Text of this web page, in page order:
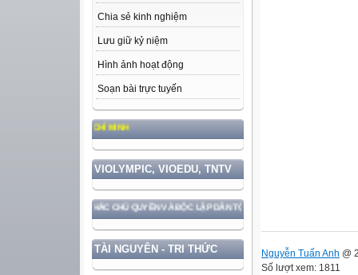
Chia sẻ kinh nghiệm
Lưu giữ kỷ niệm
Hình ảnh hoạt động
Soạn bài trực tuyến
CÁCH HỒ CHÍ MINH
VIOLYMPIC, VIOEDU, TNTV
VỆ VỮNG CHẮC CHỦ QUYỀN VÀ ĐỘC LẬP DÂN TỘC!
TÀI NGUYÊN - TRI THỨC Nguyễn Tuấn Anh @
Số lượt xem: 1811